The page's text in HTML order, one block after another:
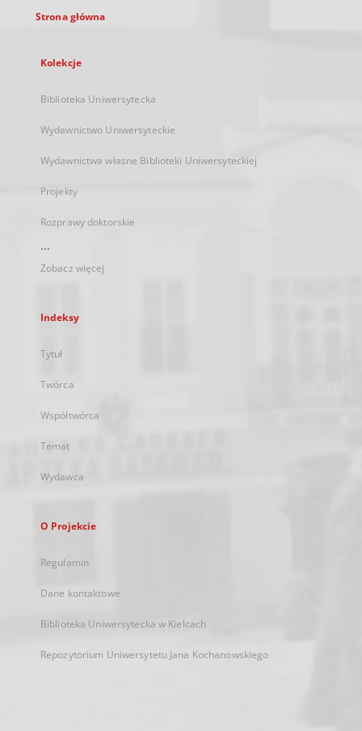
Strona główna
Kolekcje
Biblioteka Uniwersytecka
Wydawnictwo Uniwersyteckie
Wydawnictwa własne Biblioteki Uniwersyteckiej
Projekty
Rozprawy doktorskie
...
Zobacz więcej
Indeksy
Tytuł
Twórca
Współtwórca
Temat
Wydawca
O Projekcie
Regulamin
Dane kontaktowe
Biblioteka Uniwersytecka w Kielcach
Repozytorium Uniwersytetu Jana Kochanowskiego